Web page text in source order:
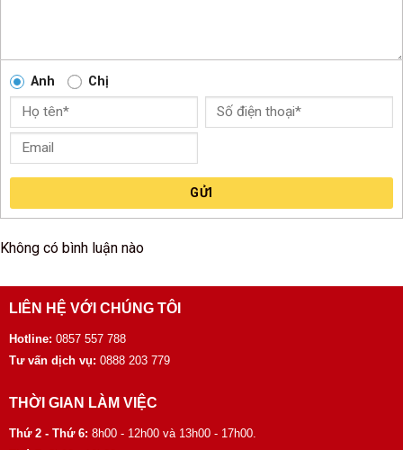
Anh Chị
GỬI
Không có bình luận nào
LIÊN HỆ VỚI CHÚNG TÔI
Hotline: 0857 557 788
Tư vấn dịch vụ: 0888 203 779
THỜI GIAN LÀM VIỆC
Thứ 2 - Thứ 6: 8h00 - 12h00 và 13h00 - 17h00.